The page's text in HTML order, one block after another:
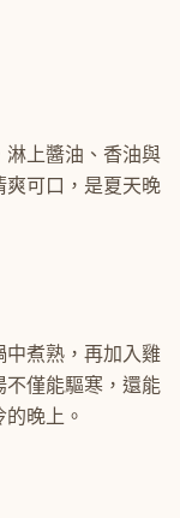
淋上醬油、香油與
爽可口，是夏天晚
中煮熟，再加入雞
不僅能驅寒，還能
晚上。